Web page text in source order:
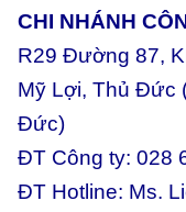
CHI NHÁNH
R29 Đường 87,
Mỹ Lợi, Thủ Đức
Đức)
ĐT Công ty: 028
ĐT Hotline: Ms.